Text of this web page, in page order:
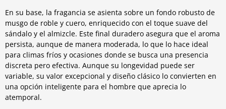
En su base, la fragancia se asienta sobre un fondo robusto de
musgo de roble y cuero, enriquecido con el toque suave del
sándalo y el almizcle. Este final duradero asegura que el aroma
persista, aunque de manera moderada, lo que lo hace ideal
para climas fríos y ocasiones donde se busca una presencia
discreta pero efectiva. Aunque su longevidad puede ser
variable, su valor excepcional y diseño clásico lo convierten en
una opción inteligente para el hombre que aprecia lo
atemporal.